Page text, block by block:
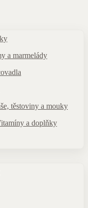
a marmelády
těstoviny a mouky
a doplňky